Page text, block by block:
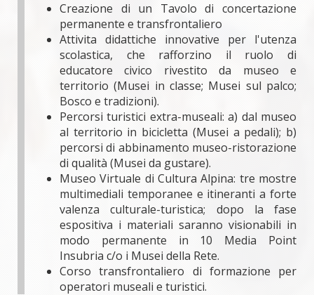
Creazione di un Tavolo di concertazione
permanente e transfrontaliero
Attivita didattiche innovative per l'utenza
scolastica, che rafforzino il ruolo di
educatore civico rivestito da museo e
territorio (Musei in classe; Musei sul palco;
Bosco e tradizioni).
Percorsi turistici extra-museali: a) dal museo
al territorio in bicicletta (Musei a pedali); b)
percorsi di abbinamento museo-ristorazione
di qualità (Musei da gustare).
Museo Virtuale di Cultura Alpina: tre mostre
multimediali temporanee e itineranti a forte
valenza culturale-turistica; dopo la fase
espositiva i materiali saranno visionabili in
modo permanente in 10 Media Point
Insubria c/o i Musei della Rete.
Corso transfrontaliero di formazione per
operatori museali e turistici.